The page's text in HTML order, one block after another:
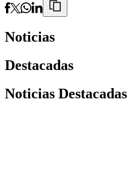
Noticias
Destacadas
Noticias Destacadas